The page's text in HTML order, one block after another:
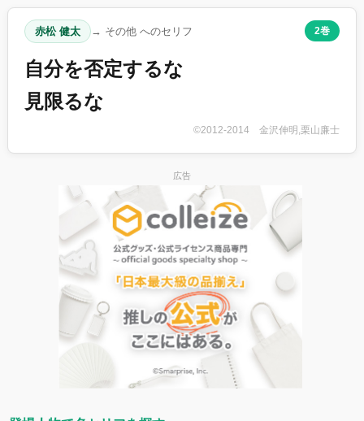
赤松 健太 → その他 へのセリフ 2巻
自分を否定するな
見限るな
©2012-2014 金沢伸明,栗山廉士
広告